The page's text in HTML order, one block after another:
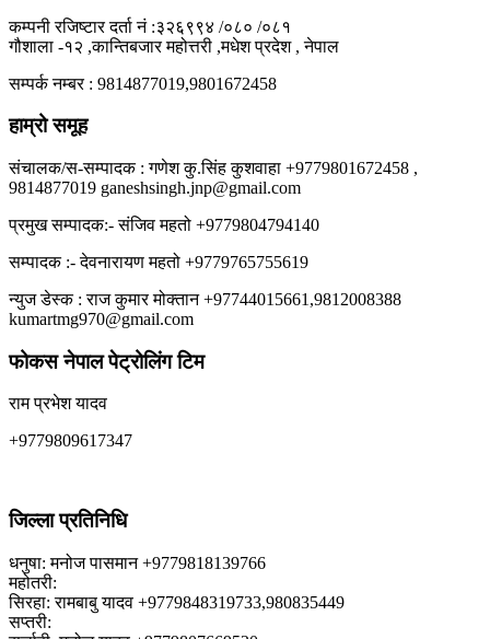
कम्पनी रजिष्टार दर्ता नं :३२६९९४ /०८० /०८१
गौशाला -१२ ,कान्तिबजार महोत्तरी ,मधेश प्रदेश , नेपाल
सम्पर्क नम्बर : 9814877019,9801672458
हाम्रो समूह
संचालक/स-सम्पादक : गणेश कु.सिंह कुशवाहा +9779801672458 ,
9814877019 ganeshsingh.jnp@gmail.com
प्रमुख सम्पादक:- संजिव महतो +9779804794140
सम्पादक :- देवनारायण महतो +9779765755619
न्युज डेस्क : राज कुमार मोक्तान +97744015661,9812008388
kumartmg970@gmail.com
फोकस नेपाल पेट्रोलिंग टिम
राम प्रभेश यादव
+9779809617347
जिल्ला प्रतिनिधि
धनुषा: मनोज पासमान +9779818139766
महोतरी:
सिरहा: रामबाबु यादव +9779848319733,980835449
सप्तरी: